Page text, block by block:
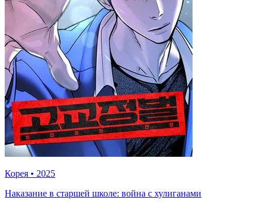
Корея • 2025
Наказание в старшей школе: война с хулиганами